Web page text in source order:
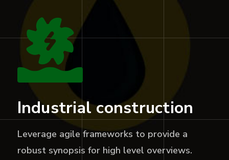
Industrial construction
Leverage agile frameworks to provide a
robust synopsis for high level overviews.